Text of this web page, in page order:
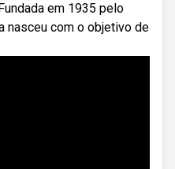
em 1935 pelo
nasceu com o objetivo de